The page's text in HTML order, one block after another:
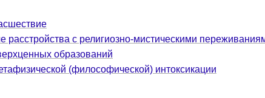
расстройства с религиозно-мистическими
образований
(философической) интоксикации